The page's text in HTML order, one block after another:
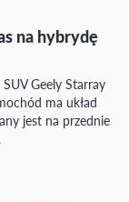
na hybrydę
Geely Starray
ma układ
jest na przednie